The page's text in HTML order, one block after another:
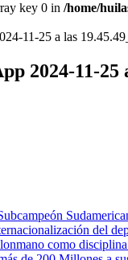
key 0 in /home/
11-25 a las
2024-11-25
del
como